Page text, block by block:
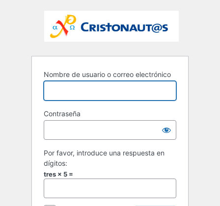
Nombre de usuario o correo electrónico
Contraseña
Por favor, introduce una respuesta en
dígitos:
tres × 5 =